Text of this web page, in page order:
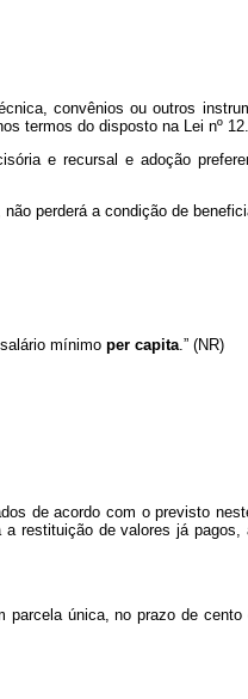
convênios ou outros
termos do disposto na Lei nº
e recursal e adoção
perderá a condição de
mínimo per capita.” (NR)
de acordo com o previsto
restituição de valores já
única, no prazo de